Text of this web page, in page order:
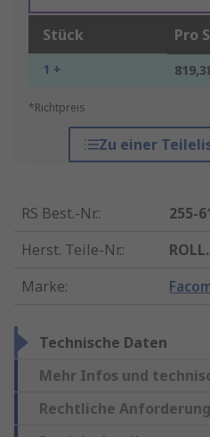
Stück Pro
1 +
*Richtpreis
Zu einer
RS Best.-Nr.:
255-
Herst. Teile-Nr.:
Marke:
Technische Daten
Mehr Infos und
Rechtliche